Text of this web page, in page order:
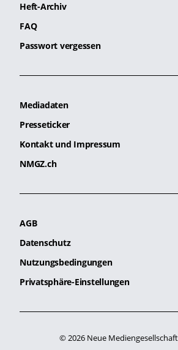
Heft-Archiv
FAQ
Passwort vergessen
Mediadaten
Presseticker
Kontakt und Impressum
NMGZ.ch
AGB
Datenschutz
Nutzungsbedingungen
Privatsphäre-Einstellungen
© 2026 Neue